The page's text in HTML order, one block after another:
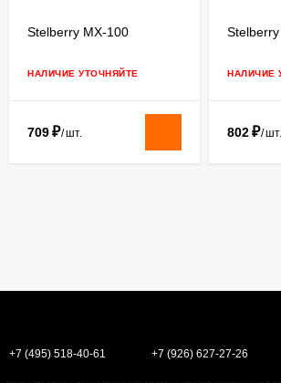
Stelberry MX-100
НАЛИЧИЕ УТОЧНЯЙТЕ
709₽/шт.
НАЛИЧИЕ
802₽/шт.
+7 (495) 518-40-61 +7 (926) 627-27-26